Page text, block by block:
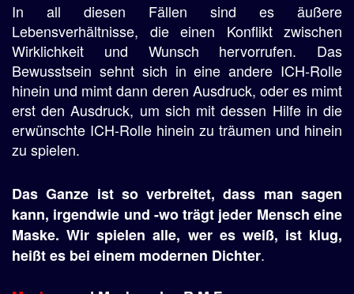
In all diesen Fällen sind es äußere
Lebensverhältnisse, die einen Konflikt zwischen
Wirklichkeit und Wunsch hervorrufen. Das
Bewusstsein sehnt sich in eine andere ICH-Rolle
hinein und mimt dann deren Ausdruck, oder es mimt
erst den Ausdruck, um sich mit dessen Hilfe in die
erwünschte ICH-Rolle hinein zu träumen und hinein
zu spielen.
Das Ganze ist so verbreitet, dass man sagen
kann, irgendwie und -wo trägt jeder Mensch eine
Maske. Wir spielen alle, wer es weiß, ist klug,
heißt es bei einem modernen Dichter.